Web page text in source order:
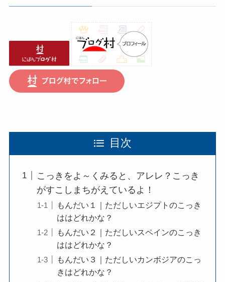
目次
こっきをよ～くみると、アレレ？こっき
がすこしまちがえているよ！
もんだい１｜ただしいエジプトのこっき
ははどれかな？
もんだい２｜ただしいスペインのこっき
ははどれかな？
もんだい３｜ただしいカンボジアのこっ
きはどれかな？